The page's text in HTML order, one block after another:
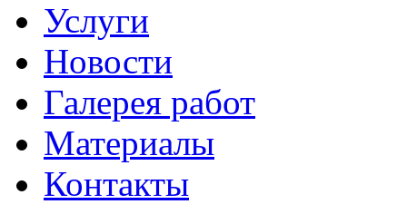
Услуги
Новости
Галерея работ
Материалы
Контакты